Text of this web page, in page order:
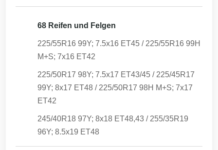
68 Reifen und Felgen
225/55R16 99Y; 7.5x16 ET45 / 225/55R16 99H
M+S; 7x16 ET42
225/50R17 98Y; 7.5x17 ET43/45 / 225/45R17
99Y; 8x17 ET48 / 225/50R17 98H M+S; 7x17
ET42
245/40R18 97Y; 8x18 ET48,43 / 255/35R19
96Y; 8.5x19 ET48